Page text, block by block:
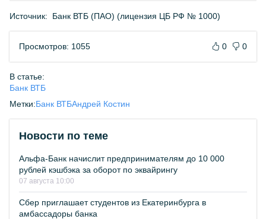
Источник: Банк ВТБ (ПАО) (лицензия ЦБ РФ № 1000)
Просмотров: 1055 0 0
В статье:
Банк ВТБ
Метки:Банк ВТБАндрей Костин
Новости по теме
Альфа-Банк начислит предпринимателям до 10 000
рублей кэшбэка за оборот по эквайрингу
07 августа 10:00
Сбер приглашает студентов из Екатеринбурга в
амбассадоры банка